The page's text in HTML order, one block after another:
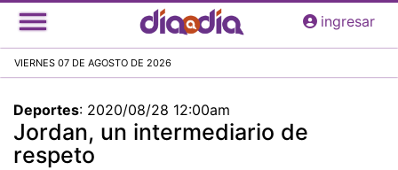
Pasar
al
principal
ingresar
VIERNES 07 DE AGOSTO DE 2026
Deportes: 2020/08/28 12:00am
Jordan, un intermediario de
respeto